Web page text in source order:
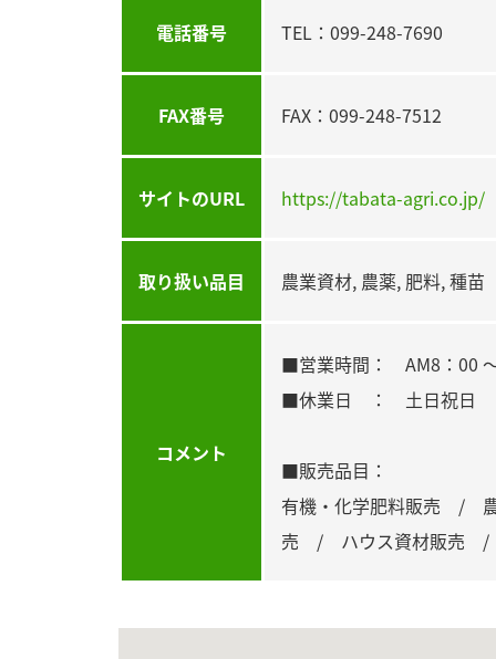
電話番号 TEL：099-248-7690
FAX番号 FAX：099-248-7512
サイトのURL https://tabata-agri.co.jp/
取り扱い品目 農業資材, 農薬, 肥料, 種苗
コメント
■営業時間： AM8：00
■休業日 ： 土日祝日
■販売品目：
有機・化学肥料販売 /
売 / ハウス資材販売 /